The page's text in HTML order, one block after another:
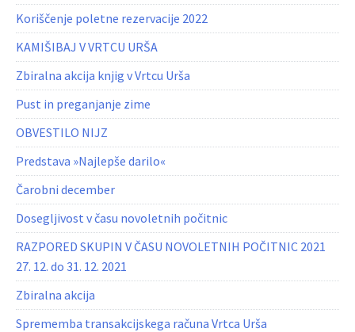
Koriščenje poletne rezervacije 2022
KAMIŠIBAJ V VRTCU URŠA
Zbiralna akcija knjig v Vrtcu Urša
Pust in preganjanje zime
OBVESTILO NIJZ
Predstava »Najlepše darilo«
Čarobni december
Dosegljivost v času novoletnih počitnic
RAZPORED SKUPIN V ČASU NOVOLETNIH POČITNIC 2021
27. 12. do 31. 12. 2021
Zbiralna akcija
Sprememba transakcijskega računa Vrtca Urša